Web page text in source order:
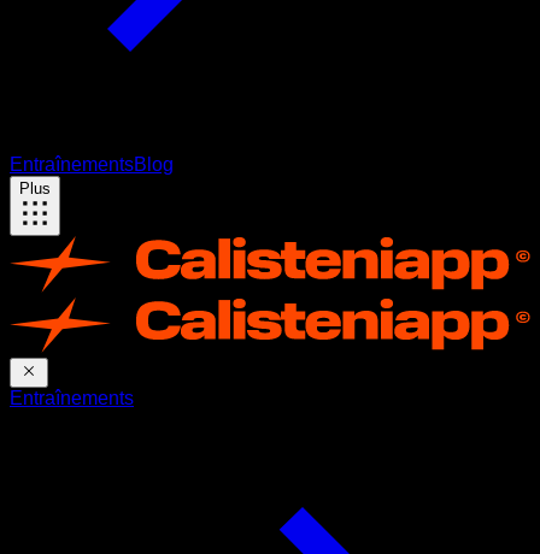
EntraînementsBlog
Plus
Entraînements